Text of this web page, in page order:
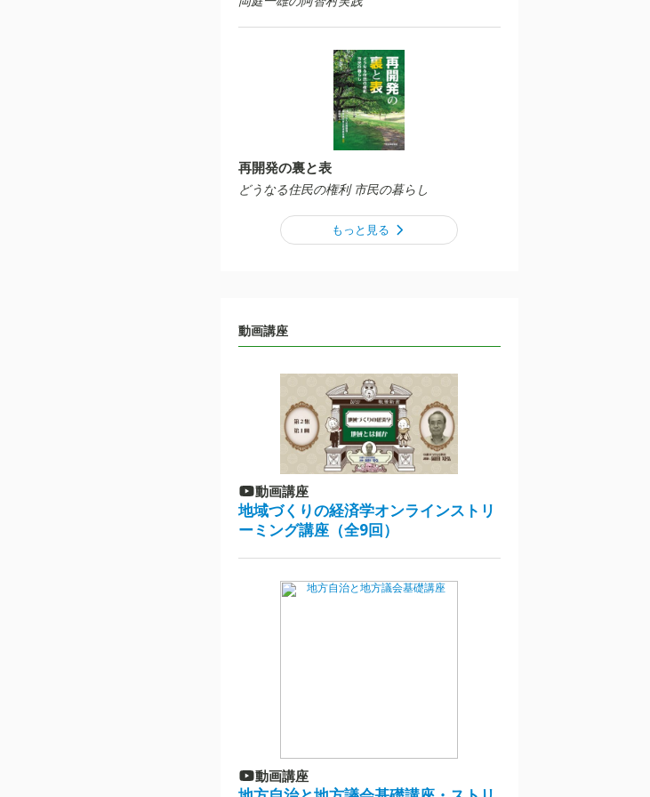
再開発の裏と表
どうなる住民の権利 市民の暮らし
もっと見る
動画講座
動画講座
地域づくりの経済学オンラインストリ
ーミング講座（全9回）
動画講座